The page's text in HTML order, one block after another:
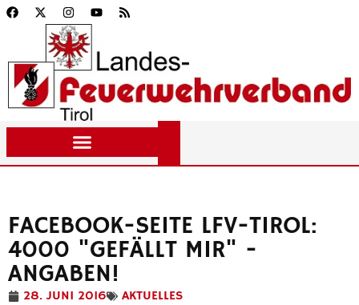
FACEBOOK-SEITE LFV-TIROL:
4000 "GEFÄLLT MIR" -
ANGABEN!
28. JUNI 2016
AKTUELLES